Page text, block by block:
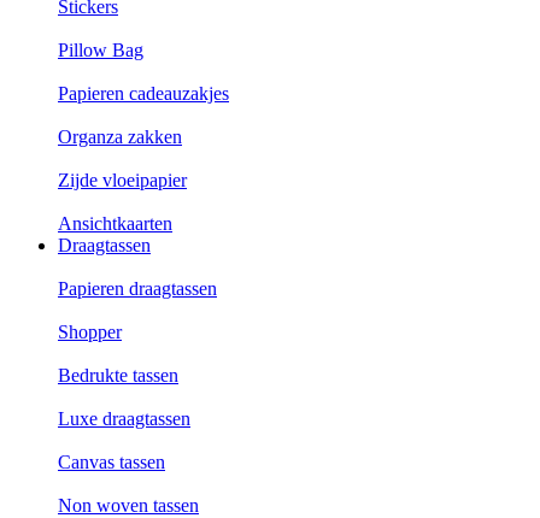
Stickers
Pillow Bag
Papieren cadeauzakjes
Organza zakken
Zijde vloeipapier
Ansichtkaarten
Draagtassen
Papieren draagtassen
Shopper
Bedrukte tassen
Luxe draagtassen
Canvas tassen
Non woven tassen